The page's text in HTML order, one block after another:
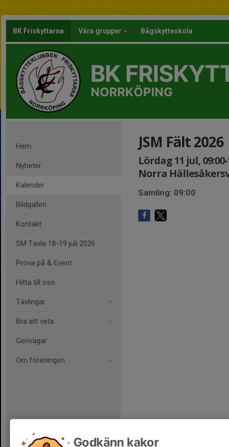
BK Friskyttarna Våra grupper Bågskytteskola
BK
NORRKÖPING
Hem
Nyheter
Kalender
Bildgalleri
Kontakt
SM Tavla 18-19 juli 2026
Prova på & Event
Hitta till oss
Tävlingar
Bra att veta
Genvägar
Om föreningen
JSM Fält 2026
Lördag 11 jul, 09:00-
Norra
Samling: 09:00
Godkänn kakor